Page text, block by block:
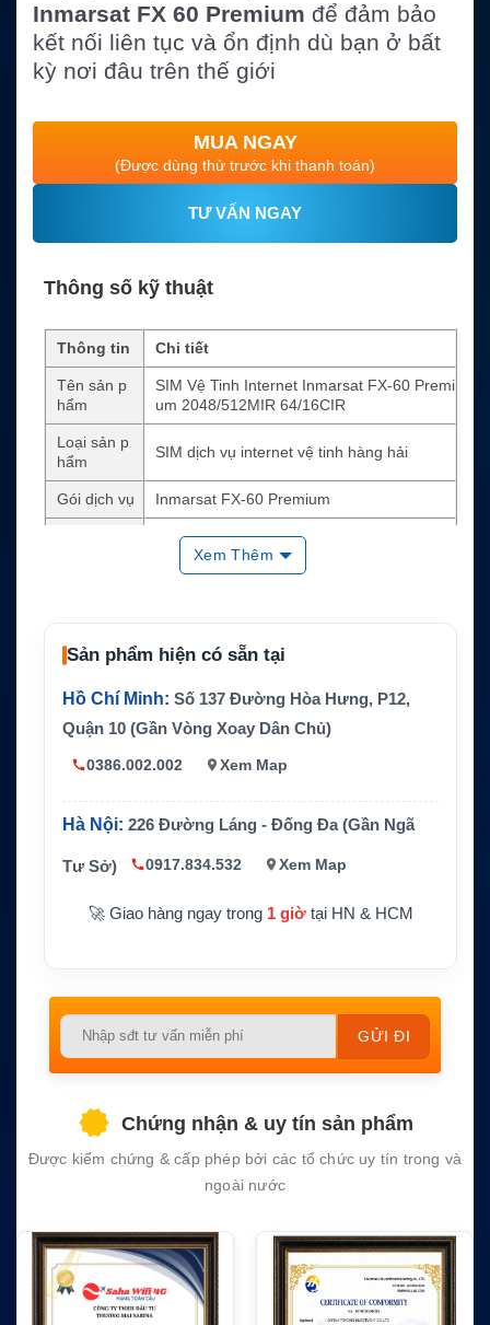
Inmarsat FX 60 Premium để đảm bảo
kết nối liên tục và ổn định dù bạn ở bất
kỳ nơi đâu trên thế giới
MUA NGAY
(Được dùng thử trước khi thanh toán)
TƯ VẤN NGAY
Thông số kỹ thuật
Thông tin Chi tiết
Tên sản p
hẩm
SIM Vệ Tinh Internet Inmarsat FX-60 Premi
um 2048/512MIR 64/16CIR
Loại sản p
hẩm
SIM dịch vụ internet vệ tinh hàng hải
Gói dịch vụ Inmarsat FX-60 Premium
2048/512 kbps
Hệ thống
mạng
Inmarsat Fleet Xpress / FX-60
Thiết bị tư
ơng thích
Hệ thống FX-60 với anten 60 cm và thiết bị
mạng hàng hải phù hợp
Dữ liệu Không giới hạn theo điều kiện gói dịch vụ
Thời hạn c
ụ thể
Ứng dụng
chính
Email, báo cáo vận hành, giám sát dữ liệu,
Xem Thêm
Sản phẩm hiện có sẵn tại
Hồ Chí Minh: Số 137 Đường Hòa Hưng, P12,
Quận 10 (Gần Vòng Xoay Dân Chủ)
0386.002.002 Xem Map
Hà Nội: 226 Đường Láng - Đống Đa (Gần Ngã
Tư Sở) 0917.834.532 Xem Map
🚀 Giao hàng ngay trong 1 giờtại HN & HCM
Please
empty.
Chứng nhận & uy tín sản phẩm
Được kiểm chứng & cấp phép bởi các tổ chức uy tín trong và
ngoài nước